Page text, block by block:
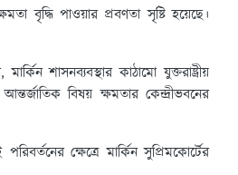
বৃদ্ধি পাওয়ার প্রবণতা সৃষ্টি হয়েছে।
শাসনব্যবস্থার কাঠামো যুক্তরাষ্ট্রীয়
বিষয় ক্ষমতার কেন্দ্রীভবনের
ক্ষেত্রে মার্কিন সুপ্রিমকোর্টের